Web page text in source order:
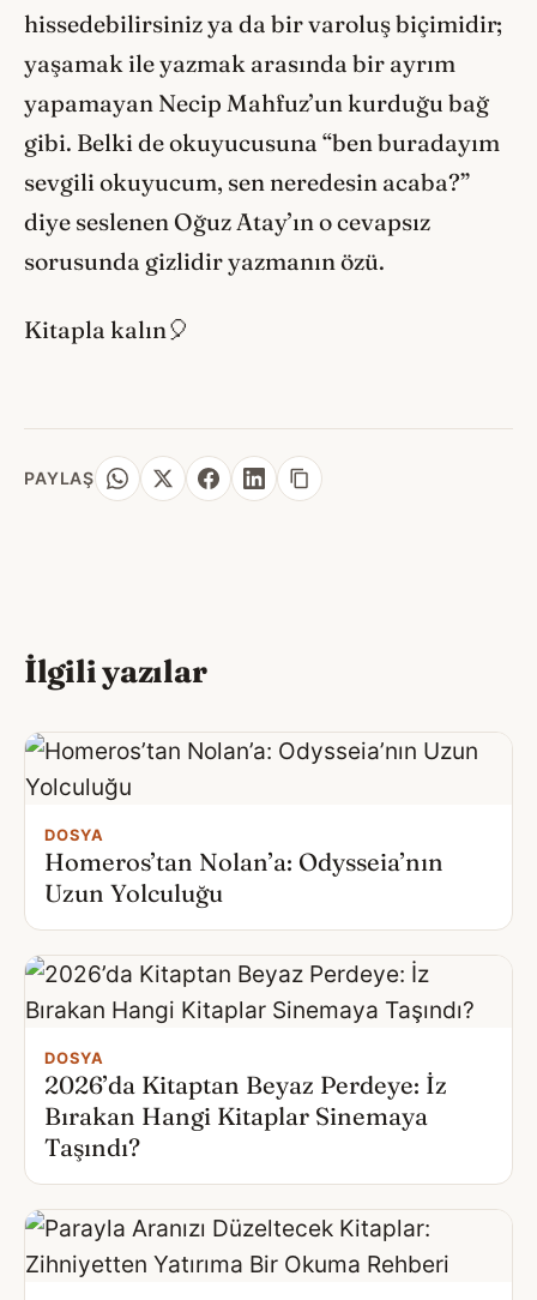
hissedebilirsiniz ya da bir varoluş biçimidir;
yaşamak ile yazmak arasında bir ayrım
yapamayan Necip Mahfuz’un kurduğu bağ
gibi. Belki de okuyucusuna “ben buradayım
sevgili okuyucum, sen neredesin acaba?”
diye seslenen Oğuz Atay’ın o cevapsız
sorusunda gizlidir yazmanın özü.
Kitapla kalın🎈
PAYLAŞ
İlgili yazılar
DOSYA
Homeros’tan Nolan’a: Odysseia’nın
Uzun Yolculuğu
DOSYA
2026’da Kitaptan Beyaz Perdeye: İz
Bırakan Hangi Kitaplar Sinemaya
Taşındı?